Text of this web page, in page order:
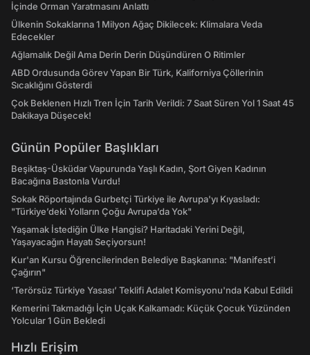
İçinde Orman Yaratmasını Anlattı
Ülkenin Sokaklarına 1 Milyon Ağaç Dikilecek: Klimalara Veda
Edecekler
Ağlamalık Değil Ama Derin Derin Düşündüren O Ritimler
ABD Ordusunda Görev Yapan Bir Türk, Kaliforniya Çöllerinin
Sıcaklığını Gösterdi
Çok Beklenen Hızlı Tren İçin Tarih Verildi: 7 Saat Süren Yol 1 Saat 45
Dakikaya Düşecek!
Günün Popüler Başlıkları
Beşiktaş-Üsküdar Vapurunda Yaşlı Kadın, Şort Giyen Kadının
Bacağına Bastonla Vurdu!
Sokak Röportajında Gurbetçi Türkiye ile Avrupa'yı Kıyasladı:
"Türkiye’deki Yolların Çoğu Avrupa’da Yok"
Yaşamak İstediğin Ülke Hangisi? Haritadaki Yerini Değil,
Yaşayacağın Hayatı Seçiyorsun!
Kur'an Kursu Öğrencilerinden Belediye Başkanına: "Manifest’i
Çağırın"
‘Terörsüz Türkiye Yasası’ Teklifi Adalet Komisyonu'nda Kabul Edildi
Kemerini Takmadığı İçin Uçak Kalkamadı: Küçük Çocuk Yüzünden
Yolcular 1 Gün Bekledi
Hızlı Erişim